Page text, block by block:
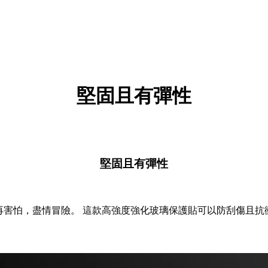
堅固且有彈性
堅固且有彈性
害怕，盡情冒險。 這款高強度強化玻璃保護貼可以防刮傷且抗